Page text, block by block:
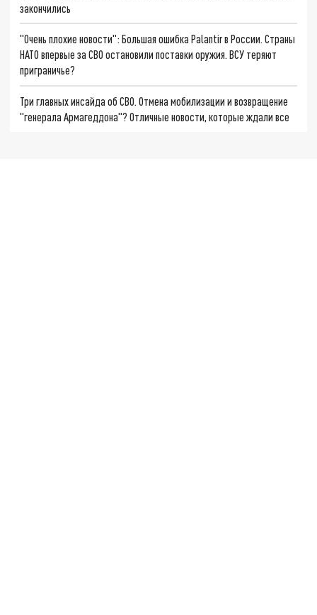
закончились
"Очень плохие новости": Большая ошибка Palantir в России. Страны
НАТО впервые за СВО остановили поставки оружия. ВСУ теряют
приграничье?
Три главных инсайда об СВО. Отмена мобилизации и возвращение
"генерала Армагеддона"? Отличные новости, которые ждали все